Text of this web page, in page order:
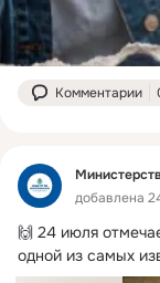
Комментарии
добавлена
🙌 24 июля
одной из самых